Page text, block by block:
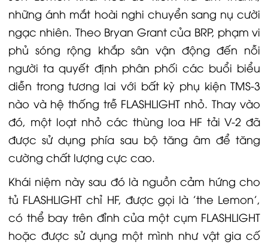
những ánh mắt hoài nghi chuyển sang nụ cười
ngạc nhiên. Theo Bryan Grant của BRP, phạm vi
phủ sóng rộng khắp sân vận động đến nỗi
người ta quyết định phân phối các buổi biểu
diễn trong tương lai với bất kỳ phụ kiện TMS-3
nào và hệ thống trễ FLASHLIGHT nhỏ. Thay vào
đó, một loạt nhỏ các thùng loa HF tải V-2 đã
được sử dụng phía sau bộ tăng âm để tăng
cường chất lượng cực cao.
Khái niệm này sau đó là nguồn cảm hứng cho
tủ FLASHLIGHT chỉ HF, được gọi là 'the Lemon',
có thể bay trên đỉnh của một cụm FLASHLIGHT
hoặc được sử dụng một mình như vật gia cố